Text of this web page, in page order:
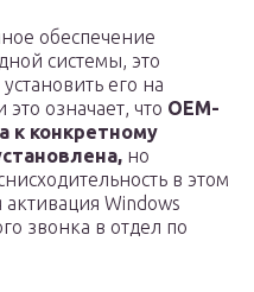
обеспечение
системы, это
его на
означает, что OEM-
к конкретному
но
в этом
Windows
звонка в отдел по